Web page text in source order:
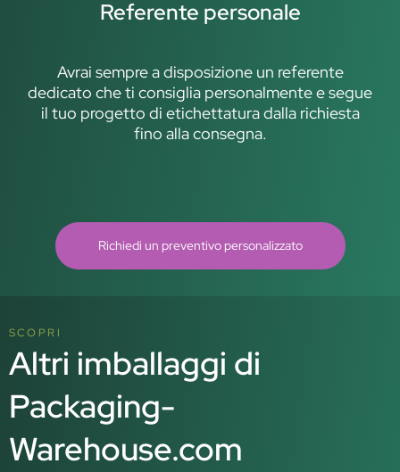
Referente personale
Avrai sempre a disposizione un referente
dedicato che ti consiglia personalmente e segue
il tuo progetto di etichettatura dalla richiesta
fino alla consegna.
Richiedi un preventivo personalizzato
SCOPRI
Altri imballaggi di
Packaging-
Warehouse.com